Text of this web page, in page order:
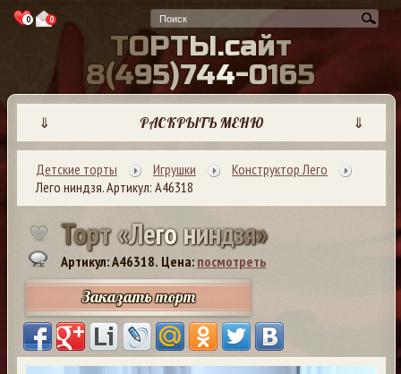
0 0
ТОРТЫ.сайт
8(495)744-0165
⇓ РАСКРЫТЬ МЕНЮ ⇓
Детские торты Игрушки
Конструктор Лего
Лего ниндзя. Артикул: А46318
Торт«Легониндзя»
Артикул: A46318. Цена: посмотреть
Заказать торт